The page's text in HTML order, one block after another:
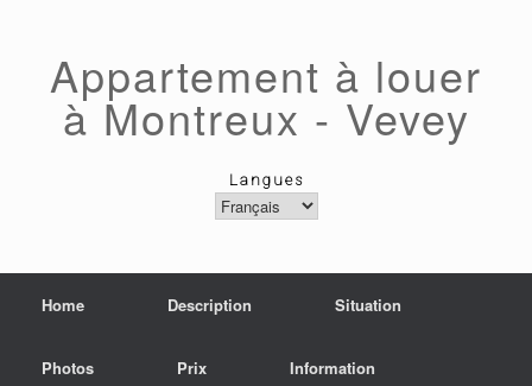
Appartement à louer
à Montreux - Vevey
Langues
Langues
Home Description Situation
Photos Prix Information